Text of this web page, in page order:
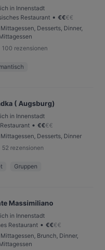
in Innenstadt
Restaurant • €€€€
Mittagessen, Desserts, Dinner,
100 rezensionen
( Augsburg)
in Innenstadt
• €€€€
Mittagessen, Desserts, Dinner
52 rezensionen
Gruppen
Massimiliano
in Innenstadt
Restaurant • €€€€
Mittagessen, Brunch, Dinner,